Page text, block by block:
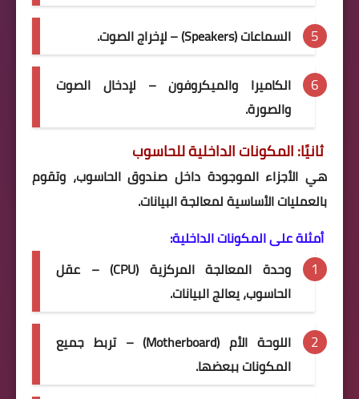
السماعات (Speakers) – لإخراج الصوت.
الكاميرا والميكروفون – لإدخال الصوت
والصورة.
ثانيًا: المكونات الداخلية للحاسوب
هي الأجزاء الموجودة داخل صندوق الحاسوب، وتقوم
بالعمليات الأساسية لمعالجة البيانات.
أمثلة على المكونات الداخلية:
وحدة المعالجة المركزية (CPU) – عقل
الحاسوب، يعالج البيانات.
اللوحة الأم (Motherboard) – تربط جميع
المكونات ببعضها.